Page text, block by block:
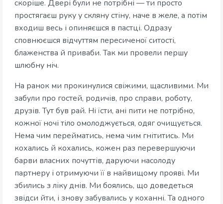
скоріше. Двері були не потрібні — ти просто
простягаєш руку у скляну стіну, наче в желе, а потім
входиш весь і опиняєшся в пастці. Одразу
сповнюєшся відчуттям пересиченої ситості,
блаженства й приваби. Так ми провели першу
шлюбну ніч.
На ранок ми прокинулися свіжими, щасливими. Ми
забули про гостей, родичів, про справи, роботу,
друзів. Тут був рай. Ні їсти, ані пити не потрібно,
кожної ночі тіло омолоджується, одяг очищується.
Нема чим перейматись, нема чим гнітитись. Ми
кохались й кохались, кожен раз перевершуючи
барви власних почуттів, даруючи насолоду
партнеру і отримуючи її в найвищому прояві. Ми
збились з ліку днів. Ми боялись, що доведеться
звідси йти, і знову забувались у коханні. Та одного